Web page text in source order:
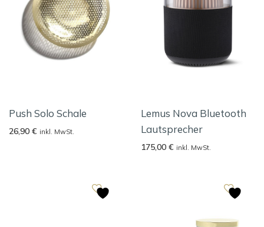
Push Solo Schale
26,90 € inkl. MwSt.
Lemus Nova Bluetooth
Lautsprecher
175,00 € inkl. MwSt.